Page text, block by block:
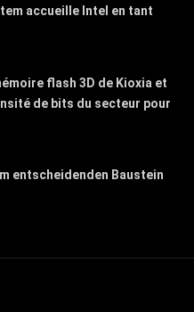
accueille Intel en tant
flash 3D de Kioxia et
de bits du secteur pour
entscheidenden Baustein